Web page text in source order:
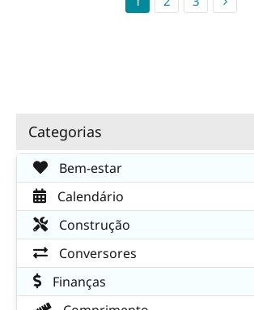
Categorias
Bem-estar
Calendário
Construção
Conversores
Finanças